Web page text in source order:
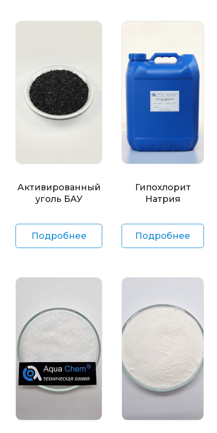
Активированный
уголь БАУ
Подробнее
Гипохлорит
Натрия
Подробнее